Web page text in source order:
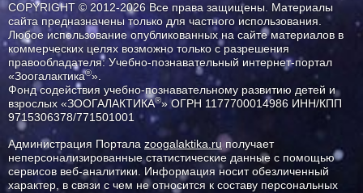
COPYRIGHT © 2012-2026 Все права защищены. Материалы
сайта предназначены только для частного использования.
Любое использование опубликованных на сайте материалов в
коммерческих целях возможно только с разрешения
правообладателя: Учебно-познавательный интернет-портал
«Зоогалактика®».
Фонд содействия учебно-познавательному развитию детей и
взрослых «ЗООГАЛАКТИКА®» ОГРН 1177700014986 ИНН/КПП
9715306378/771501001
Администрация Портала zoogalaktika.ruполучает
неперсонализированные статистические данные с помощью
сервисов веб-аналитики. Информация носит обезличенный
характер, в связи с чем не относится к составу персональных